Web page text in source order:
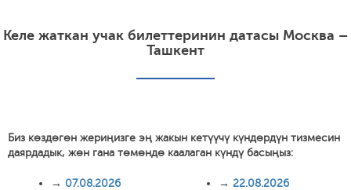
Келе жаткан учак билеттеринин датасы Москва –
Ташкент
Биз көздөгөн жериңизге эң жакын кетүүчү күндөрдүн тизмесин
даярдадык, жөн гана төмөндө каалаган күндү басыңыз:
→ 07.08.2026
→ 22.08.2026